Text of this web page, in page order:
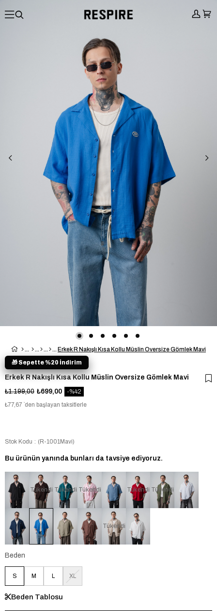
Erkek R Nakışlı Kısa Kollu Müslin Oversize Gömlek Mavi
Erkek R Nakışlı Kısa Kollu Müslin Oversize Gömlek Mavi
₺1.199,00 ₺699,00
42
₺77,67 `den başlayan taksitlerle
🎁 Sepette %20 İndirim
Stok Kodu (R-1001Mavi)
Bu ürünün yanında bunları da tavsiye ediyoruz.
Tükendi Tükendi Tükendi Tükendi Tükendi
Tükendi
Beden
S M L XL
Beden Tablosu